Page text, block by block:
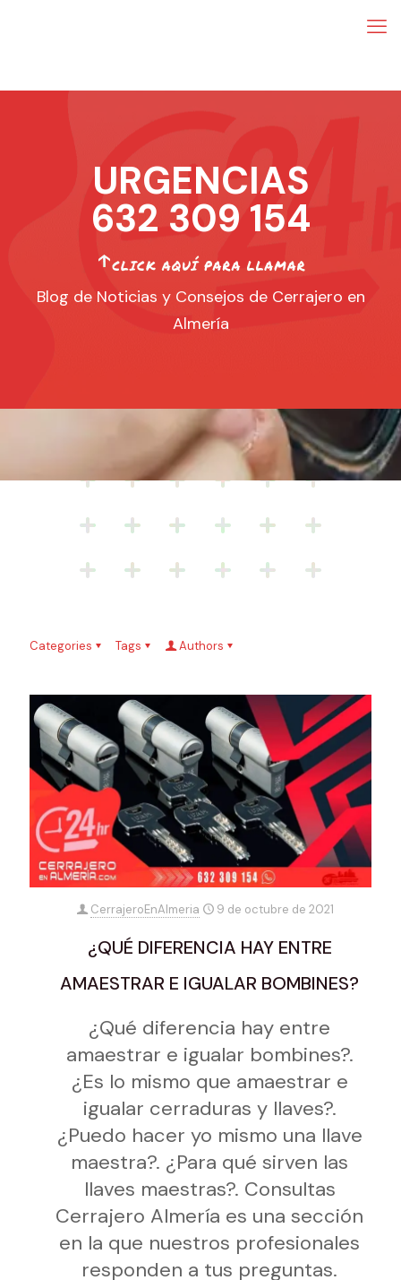
URGENCIAS
632 309 154
Blog de Noticias y Consejos de Cerrajero en
Almería
Categories Tags Authors
CerrajeroEnAlmeria 9 de octubre de 2021
¿QUÉ DIFERENCIA HAY ENTRE
AMAESTRAR E IGUALAR BOMBINES?
¿Qué diferencia hay entre
amaestrar e igualar bombines?.
¿Es lo mismo que amaestrar e
igualar cerraduras y llaves?.
¿Puedo hacer yo mismo una llave
maestra?. ¿Para qué sirven las
llaves maestras?. Consultas
Cerrajero Almería es una sección
en la que nuestros profesionales
responden a tus preguntas.